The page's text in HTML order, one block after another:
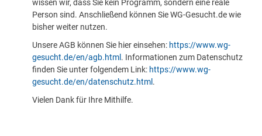
wissen wir, dass Sie kein Programm, sondern eine reale
Person sind. Anschließend können Sie WG-Gesucht.de wie
bisher weiter nutzen.
Unsere AGB können Sie hier einsehen: https://www.wg-
gesucht.de/en/agb.html . Informationen zum Datenschutz
finden Sie unter folgendem Link: https://www.wg-
gesucht.de/en/datenschutz.html .
Vielen Dank für Ihre Mithilfe.